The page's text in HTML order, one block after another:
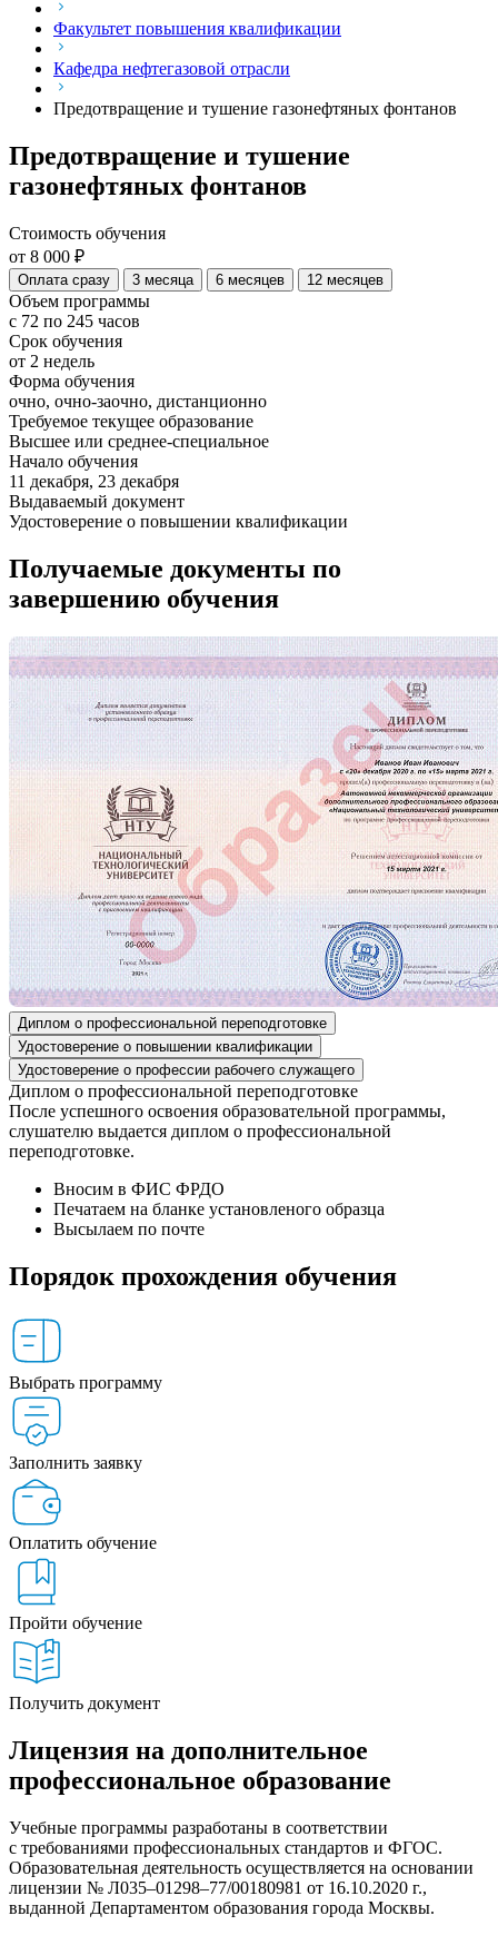
Факультет повышения квалификации
Кафедра нефтегазовой отрасли
Предотвращение и тушение газонефтяных фонтанов
Предотвращение и тушение
газонефтяных фонтанов
Стоимость обучения
от 8 000 ₽
Оплата сразу 3 месяца 6 месяцев 12 месяцев
Объем программы
с 72 по 245 часов
Срок обучения
от 2 недель
Форма обучения
очно, очно-заочно, дистанционно
Требуемое текущее образование
Высшее или среднее-специальное
Начало обучения
11 декабря, 23 декабря
Выдаваемый документ
Удостоверение о повышении квалификации
Получаемые документы по
завершению обучения
Диплом о профессиональной переподготовке
Удостоверение о повышении квалификации
Удостоверение о профессии рабочего служащего
Диплом о профессиональной переподготовке
После успешного освоения образовательной программы,
слушателю выдается диплом о профессиональной
переподготовке.
Вносим в ФИС ФРДО
Печатаем на бланке установленого образца
Высылаем по почте
Порядок прохождения обучения
Выбрать программу
Заполнить заявку
Оплатить обучение
Пройти обучение
Получить документ
Лицензия на дополнительное
профессиональное образование
Учебные программы разработаны в соответствии
с требованиями профессиональных стандартов и ФГОС.
Образовательная деятельность осуществляется на основании
лицензии № Л035–01298–77/00180981 от 16.10.2020 г.,
выданной Департаментом образования города Москвы.